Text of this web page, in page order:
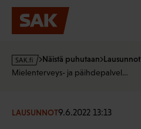
Hyppää
sisältöön
s
a
f
Näistä puhutaan Lausunnot
Mielenterveys- ja päihdepalvel…
LAUSUNNOT9.6.2022 13:13